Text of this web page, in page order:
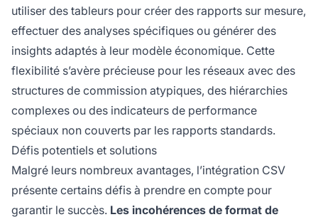
utiliser des tableurs pour créer des rapports sur mesure,
effectuer des analyses spécifiques ou générer des
insights adaptés à leur modèle économique. Cette
flexibilité s’avère précieuse pour les réseaux avec des
structures de commission atypiques, des hiérarchies
complexes ou des indicateurs de performance
spéciaux non couverts par les rapports standards.
Défis potentiels et solutions
Malgré leurs nombreux avantages, l’intégration CSV
présente certains défis à prendre en compte pour
garantir le succès. Les incohérences de format de